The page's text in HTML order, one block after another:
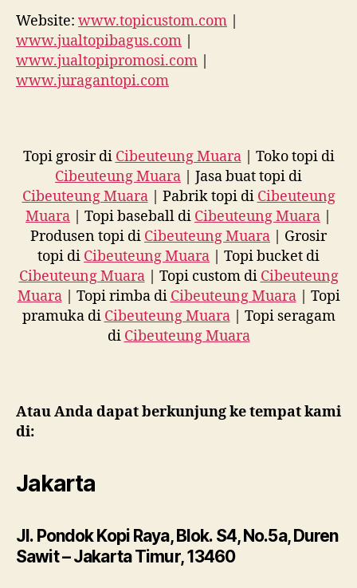
Website: www.topicustom.com |
www.jualtopibagus.com |
www.jualtopipromosi.com |
www.juragantopi.com
Topi grosir di Cibeuteung Muara| Toko topi di
Cibeuteung Muara | Jasa buat topi di
Cibeuteung Muara| Pabrik topi di Cibeuteung
Muara | Topi baseball di Cibeuteung Muara |
Produsen topi di Cibeuteung Muara | Grosir
topi di Cibeuteung Muara | Topi bucket di
Cibeuteung Muara| Topi custom di Cibeuteung
Muara| Topi rimba di Cibeuteung Muara| Topi
pramuka di Cibeuteung Muara| Topi seragam
di Cibeuteung Muara
Atau Anda dapat berkunjung ke tempat kami
di:
Jakarta
Jl. Pondok Kopi Raya, Blok. S4, No.5a, Duren
Sawit – Jakarta Timur, 13460